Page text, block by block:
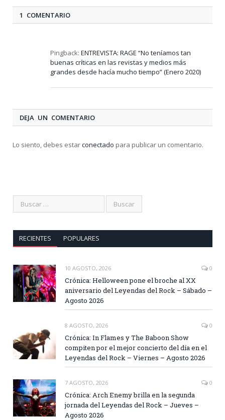
1 COMENTARIO
Pingback: ENTREVISTA: RAGE “No teníamos tan
buenas críticas en las revistas y medios más
grandes desde hacía mucho tiempo” (Enero 2020)
DEJA UN COMENTARIO
Lo siento, debes estarconectado para publicar un comentario.
RECIENTES POPULARES
10 AGOSTO, 2026 0
Crónica: Helloween pone el broche al XX
aniversario del Leyendas del Rock – Sábado –
Agosto 2026
8 AGOSTO, 2026 0
Crónica: In Flames y The Baboon Show
compiten por el mejor concierto del día en el
Leyendas del Rock – Viernes – Agosto 2026
7 AGOSTO, 2026 0
Crónica: Arch Enemy brilla en la segunda
jornada del Leyendas del Rock – Jueves –
Agosto 2026